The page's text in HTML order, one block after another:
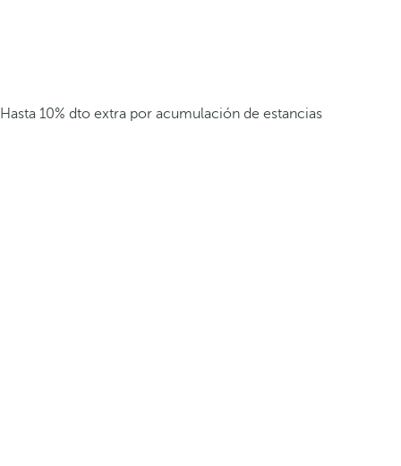
Hasta 10% dto extra por acumulación de estancias